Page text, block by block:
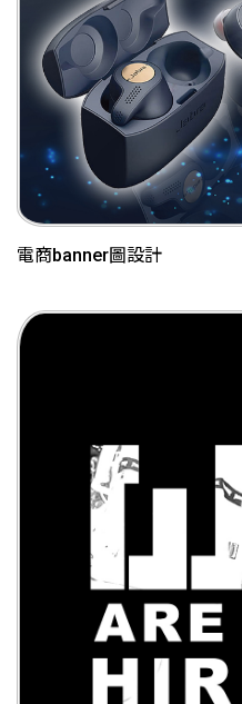
電商banner圖設計